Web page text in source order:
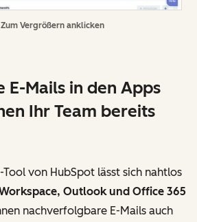
Zum Vergrößern anklicken
E-Mails in den Apps
Ihr Team bereits
Tool von HubSpot lässt sich nahtlos
Outlook und Office 365
nachverfolgbare E-Mails auch